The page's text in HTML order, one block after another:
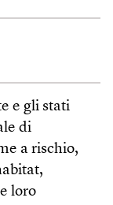
e gli stati
di
a rischio,
loro